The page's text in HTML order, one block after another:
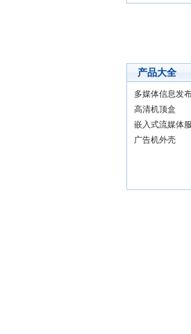
产品大全
多媒体信息发
高清机顶盒
嵌入式流媒体
广告机外壳